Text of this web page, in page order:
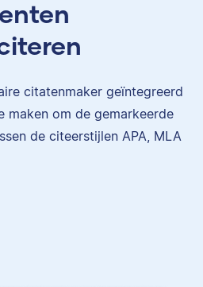
citatenmaker geïntegreerd
maken om de gemarkeerde
de citeerstijlen APA, MLA